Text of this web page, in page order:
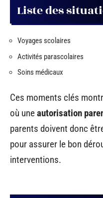
Liste des
Voyages scolaires
Activités parascolaires
Soins médicaux
Ces moments clés
où uneautorisation
parents doivent donc
pour assurer le bon
interventions.